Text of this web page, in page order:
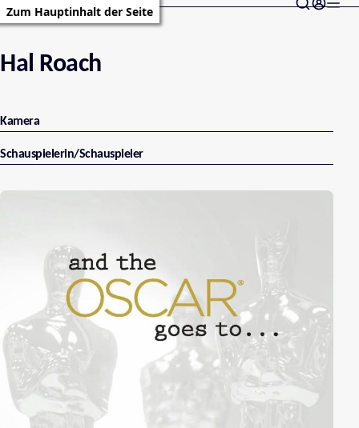
Zum Hauptinhalt der Seite
Hal Roach
Kamera
Schauspielerin/Schauspieler